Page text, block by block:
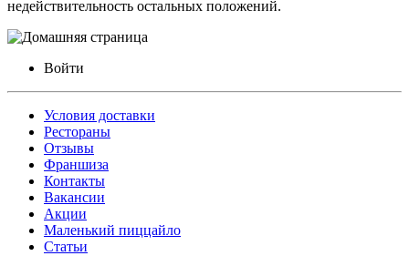
недействительность остальных положений.
Войти
Условия доставки
Рестораны
Отзывы
Франшиза
Контакты
Вакансии
Акции
Маленький пиццайло
Статьи